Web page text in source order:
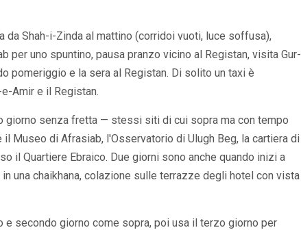
da Shah-i-Zinda al mattino (corridoi vuoti, luce soffusa),
per uno spuntino, pausa pranzo vicino al Registan, visita Gur-
pomeriggio e la sera al Registan. Di solito un taxi è
Amir e il Registan.
giorno senza fretta — stessi siti di cui sopra ma con tempo
Museo di Afrasiab, l'Osservatorio di Ulugh Beg, la cartiera di
il Quartiere Ebraico. Due giorni sono anche quando inizi a
una chaikhana, colazione sulle terrazze degli hotel con vista
e secondo giorno come sopra, poi usa il terzo giorno per